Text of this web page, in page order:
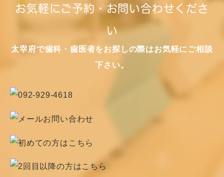
お気軽にご予約・お問い合わせくださ
い
太宰府で歯科・歯医者をお探しの際はお気軽にご相談
下さい。